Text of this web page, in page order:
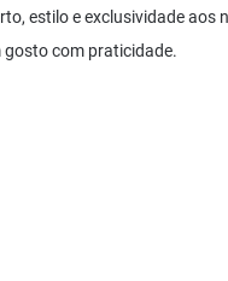
estilo e exclusividade aos
com praticidade.